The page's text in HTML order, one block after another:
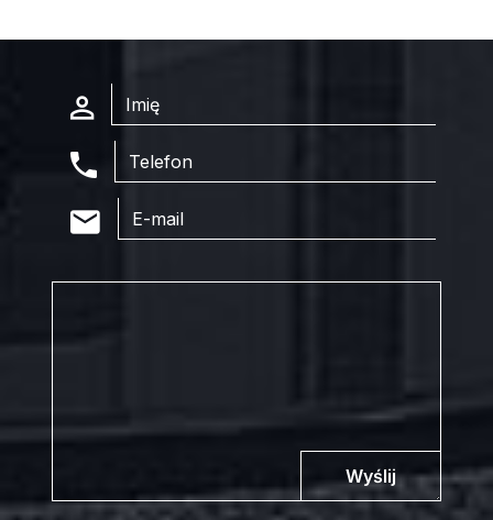
Wyślij